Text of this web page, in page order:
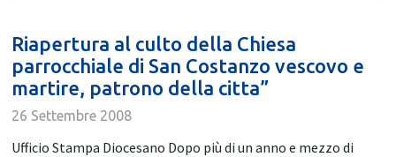
Riapertura al culto della Chiesa
parrocchiale di San Costanzo vescovo e
martire, patrono della citta”
26 Settembre 2008
Ufficio Stampa Diocesano Dopo più di un anno e mezzo di